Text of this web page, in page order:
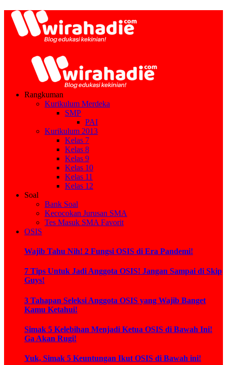
Rangkuman
Kurikulum Merdeka
SMP
PAI
Kurikulum 2013
Kelas 7
Kelas 8
Kelas 9
Kelas 10
Kelas 11
Kelas 12
Soal
Bank Soal
Kecocokan Jurusan SMA
Tes Masuk SMA Favorit
OSIS
Wajib Tahu Nih! 2 Fungsi OSIS di Era Pandemi!
7 Tips Untuk Jadi Anggota OSIS! Jangan Sampai di Skip
Guys!
3 Tahapan Seleksi Anggota OSIS yang Wajib Banget
Kamu Ketahui!
Simak 5 Kelebihan Menjadi Ketua OSIS di Bawah Ini!
Ga Akan Rugi!
Yuk, Simak 5 Keuntungan Ikut OSIS di Bawah ini!